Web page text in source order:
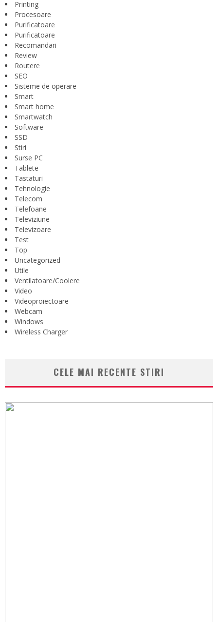
Printing
Procesoare
Purificatoare
Purificatoare
Recomandari
Review
Routere
SEO
Sisteme de operare
Smart
Smart home
Smartwatch
Software
SSD
Stiri
Surse PC
Tablete
Tastaturi
Tehnologie
Telecom
Telefoane
Televiziune
Televizoare
Test
Top
Uncategorized
Utile
Ventilatoare/Coolere
Video
Videoproiectoare
Webcam
Windows
Wireless Charger
CELE MAI RECENTE STIRI